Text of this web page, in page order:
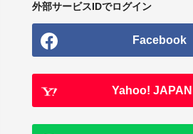
外部サービスIDでログイン
Facebook
Yahoo! JAPAN